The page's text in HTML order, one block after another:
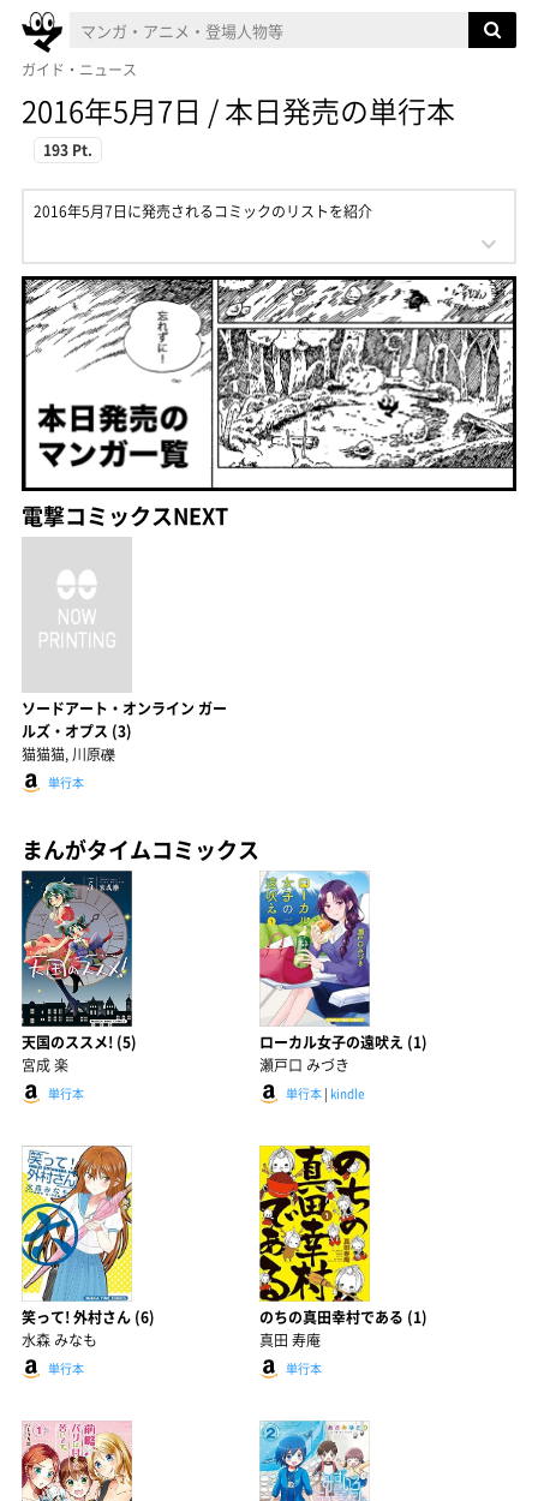
ガイド・ニュース
2016年5月7日 / 本日発売の単行本
193 Pt.
2016年5月7日に発売されるコミックのリストを紹介
電撃コミックスNEXT
ソードアート・オンライン ガー
ルズ・オプス (3)
猫猫猫, 川原礫
単行本
まんがタイムコミックス
天国のススメ! (5)
宮成 楽
単行本
ローカル女子の遠吠え (1)
瀬戸口 みづき
単行本| kindle
笑って! 外村さん (6)
水森 みなも
単行本
のちの真田幸村である (1)
真田 寿庵
単行本